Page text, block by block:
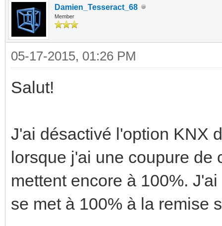
Damien_Tesseract_68
Member
05-17-2015, 01:26 PM
Salut!
J'ai désactivé l'option KNX
lorsque j'ai une coupure de
mettent encore à 100%.
se met à 100% à la remise